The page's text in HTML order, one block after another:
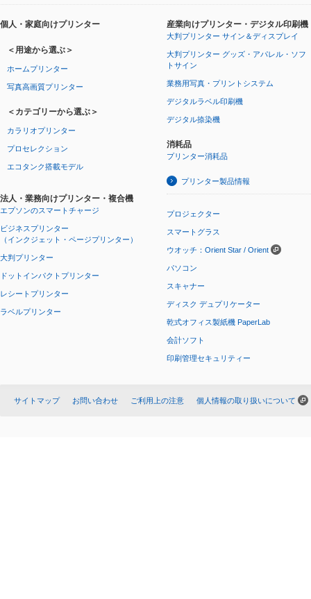
個人・家庭向けプリンター
＜用途から選ぶ＞
ホームプリンター
写真高画質プリンター
＜カテゴリーから選ぶ＞
カラリオプリンター
プロセレクション
エコタンク搭載モデル
法人・業務向けプリンター・複合機
エプソンのスマートチャージ
ビジネスプリンター
（インクジェット・ページプリンター）
大判プリンター
ドットインパクトプリンター
レシートプリンター
ラベルプリンター
産業向けプリンター・デジタル印刷機
大判プリンター サイン＆ディスプレイ
大判プリンター グッズ・アパレル・ソフ
トサイン
業務用写真・プリントシステム
デジタルラベル印刷機
デジタル捺染機
消耗品
プリンター消耗品
プリンター製品情報
プロジェクター
スマートグラス
ウオッチ：Orient Star / Orient
パソコン
スキャナー
ディスク デュプリケーター
乾式オフィス製紙機 PaperLab
会計ソフト
印刷管理セキュリティー
サイトマップ お問い合わせ ご利用上の注意 個人情報の取り扱いについて